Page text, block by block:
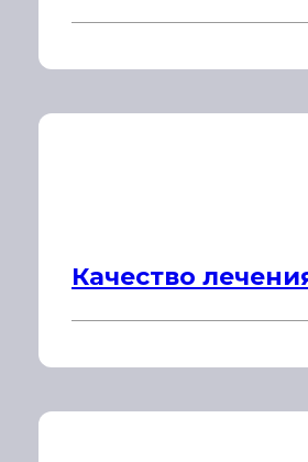
Качество